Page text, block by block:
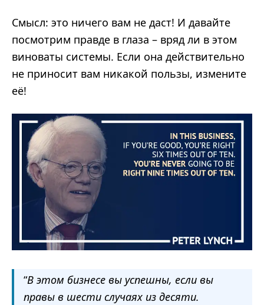
Смысл: это ничего вам не даст! И давайте
посмотрим правде в глаза – вряд ли в этом
виноваты системы. Если она действительно
не приносит вам никакой пользы, измените
её!
“В этом бизнесе вы успешны, если вы
правы в шести случаях из десяти.